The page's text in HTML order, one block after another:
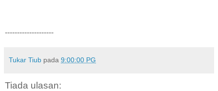
--------------------
Tukar Tiub pada 9:00:00 PG
Tiada ulasan: